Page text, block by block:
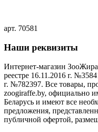
арт. 70581
Наши реквизиты
Интернет-магазин
реестре 16.11.2016 г.
г. №782397. Все товары,
zoogiraffe.by, официально
Беларусь и имеют все
предложения,
публичной офертой,